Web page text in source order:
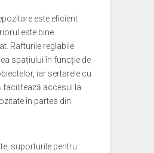
este eficient
este bine
Rafturile reglabile
spațiului în funcție de
iar sertarele cu
facilitează accesul la
în partea din
suporturile pentru